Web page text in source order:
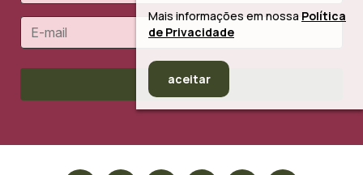
Cadastrar
Mais informações em nossa Política
de Privacidade
aceitar